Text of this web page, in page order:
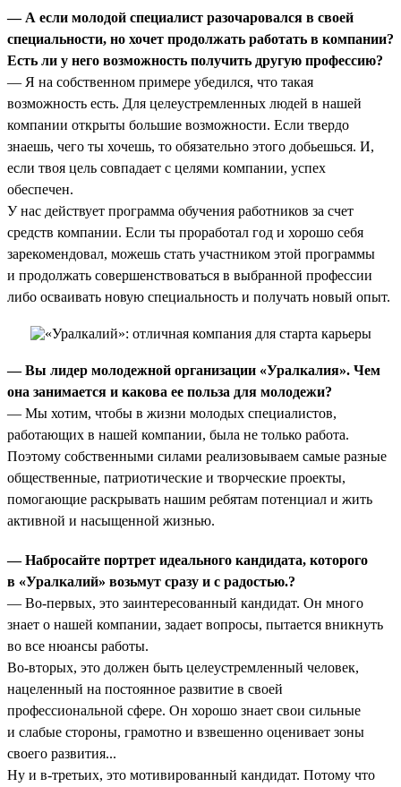
— А если молодой специалист разочаровался в своей
специальности, но хочет продолжать работать в компании?
Есть ли у него возможность получить другую профессию?
— Я на собственном примере убедился, что такая
возможность есть. Для целеустремленных людей в нашей
компании открыты большие возможности. Если твердо
знаешь, чего ты хочешь, то обязательно этого добьешься. И,
если твоя цель совпадает с целями компании, успех
обеспечен.
У нас действует программа обучения работников за счет
средств компании. Если ты проработал год и хорошо себя
зарекомендовал, можешь стать участником этой программы
и продолжать совершенствоваться в выбранной профессии
либо осваивать новую специальность и получать новый опыт.
— Вы лидер молодежной организации «Уралкалия». Чем
она занимается и какова ее польза для молодежи?
— Мы хотим, чтобы в жизни молодых специалистов,
работающих в нашей компании, была не только работа.
Поэтому собственными силами реализовываем самые разные
общественные, патриотические и творческие проекты,
помогающие раскрывать нашим ребятам потенциал и жить
активной и насыщенной жизнью.
— Набросайте портрет идеального кандидата, которого
в «Уралкалий» возьмут сразу и с радостью.?
— Во-первых, это заинтересованный кандидат. Он много
знает о нашей компании, задает вопросы, пытается вникнуть
во все нюансы работы.
Во-вторых, это должен быть целеустремленный человек,
нацеленный на постоянное развитие в своей
профессиональной сфере. Он хорошо знает свои сильные
и слабые стороны, грамотно и взвешенно оценивает зоны
своего развития...
Ну и в-третьих, это мотивированный кандидат. Потому что